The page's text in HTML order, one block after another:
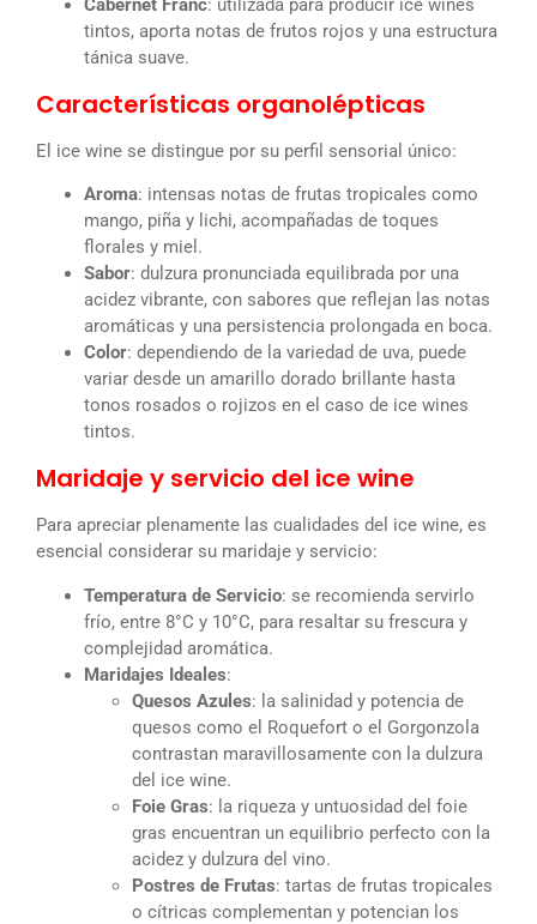
Cabernet Franc: utilizada para producir ice wines
tintos, aporta notas de frutos rojos y una estructura
tánica suave.
Características organolépticas
El ice wine se distingue por su perfil sensorial único:
Aroma: intensas notas de frutas tropicales como
mango, piña y lichi, acompañadas de toques
florales y miel.
Sabor: dulzura pronunciada equilibrada por una
acidez vibrante, con sabores que reflejan las notas
aromáticas y una persistencia prolongada en boca.
Color: dependiendo de la variedad de uva, puede
variar desde un amarillo dorado brillante hasta
tonos rosados o rojizos en el caso de ice wines
tintos.
Maridaje y servicio del ice wine
Para apreciar plenamente las cualidades del ice wine, es
esencial considerar su maridaje y servicio:
Temperatura de Servicio: se recomienda servirlo
frío, entre 8°C y 10°C, para resaltar su frescura y
complejidad aromática.
Maridajes Ideales:
Quesos Azules: la salinidad y potencia de
quesos como el Roquefort o el Gorgonzola
contrastan maravillosamente con la dulzura
del ice wine.
Foie Gras: la riqueza y untuosidad del foie
gras encuentran un equilibrio perfecto con la
acidez y dulzura del vino.
Postres de Frutas: tartas de frutas tropicales
o cítricas complementan y potencian los